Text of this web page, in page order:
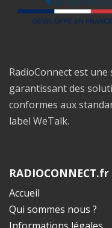
RadioConnect est
garantissant des
conformes aux
label WeTalk.
RADIOCONNECT.fr
Accueil
Qui sommes nous ?